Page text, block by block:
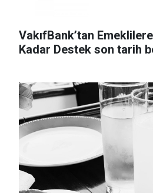
VakıfBank’tan
Kadar Destek son tarih